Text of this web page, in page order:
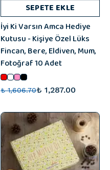
SEPETE EKLE
İyi Ki Varsın Amca Hediye
Kutusu - Kişiye Özel Lüks
Fincan, Bere, Eldiven, Mum,
Fotoğraf 10 Adet
₺ 1,606.70₺ 1,287.00